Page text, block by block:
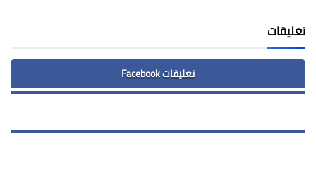
تعليقات
تعليقات Facebook